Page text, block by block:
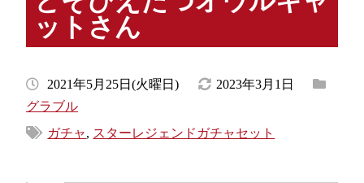
ットさん
2021年5月25日(火曜日)
2023年3月1日
グラブル
ガチャ, スターレジェンドガチャセット